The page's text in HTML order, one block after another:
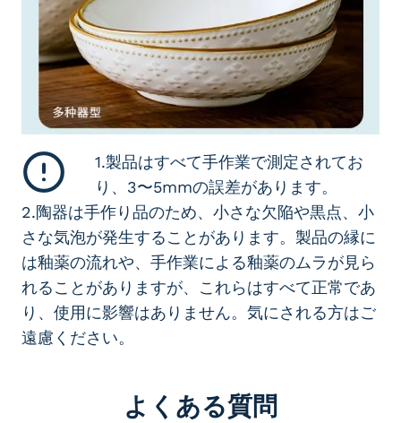
1.製品はすべて手作業で測定されてお
り、3〜5mmの誤差があります。
2.陶器は手作り品のため、小さな欠陥や黒点、小
さな気泡が発生することがあります。製品の縁に
は釉薬の流れや、手作業による釉薬のムラが見ら
れることがありますが、これらはすべて正常であ
り、使用に影響はありません。気にされる方はご
遠慮ください。
よくある質問